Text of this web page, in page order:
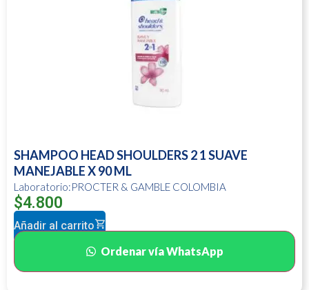
SHAMPOO HEAD SHOULDERS 2 1 SUAVE
MANEJABLE X 90 ML
Laboratorio:PROCTER & GAMBLE COLOMBIA
$4.800
Añadir al carrito
Ordenar vía WhatsApp